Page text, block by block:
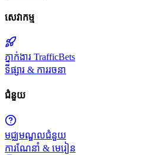
សេវាកម្ម
ភ្នាក់ងារ TrafficBets
ទីផ្សារ & ការរចនា
ជំនួយ
មជ្ឈមណ្ឌលជំនួយ
ការណែនាំ & មេរៀន